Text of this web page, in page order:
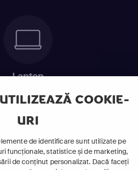
COOKIE-
URI
de identificare sunt utilizate pe
funcționale, statistice și de marketing,
de conținut personalizat. Dacă faceți
Laptop
TE ACUM
de sistem